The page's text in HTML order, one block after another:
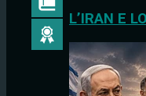
L’IRAN E